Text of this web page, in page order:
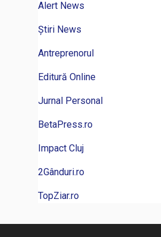
Alert News
Știri News
Antreprenorul
Editură Online
Jurnal Personal
BetaPress.ro
Impact Cluj
2Gânduri.ro
TopZiar.ro